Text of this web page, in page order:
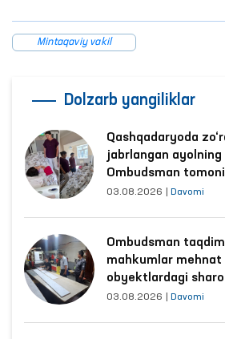
Mintaqaviy vakil
Dolzarb yangiliklar
Qashqadaryoda
jabrlangan
Ombudsman
03.08.2026 Davomi
Ombudsman
mahkumlar
obyektlardagi
03.08.2026 Davomi